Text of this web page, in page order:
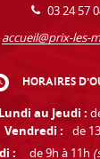
03 24 57
accueil@prix-les-
HORAIRES
au Jeudi :
Vendredi :
de
:
de 9h à 11h